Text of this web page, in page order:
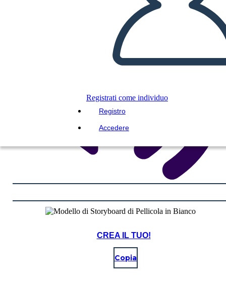
Registrati come individuo
Registro
Accedere
CREA IL TUO!
Copia